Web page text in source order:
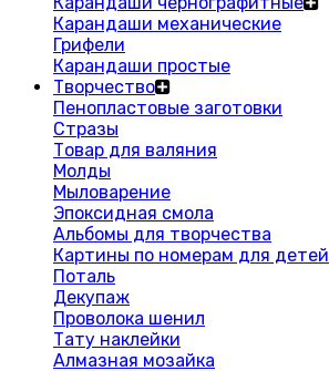
Карандаши механические
Грифели
Карандаши простые
Творчество
Пенопластовые заготовки
Стразы
Товар для валяния
Молды
Мыловарение
Эпоксидная смола
Альбомы для творчества
Картины по номерам для детей
Поталь
Декупаж
Проволока шенил
Тату наклейки
Алмазная мозайка